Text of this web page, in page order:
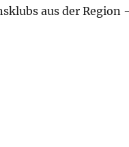
aus der Region